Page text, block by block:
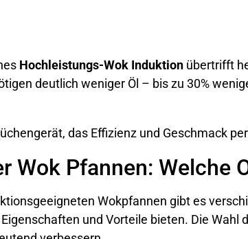
Hochleistungs-Wok Induktion übertrifft
deutlich weniger Öl – bis zu 30%
das Effizienz und Geschmack
Wok Pfannen: Welche
Wokpfannen gibt es
und Vorteile bieten. Die Wahl